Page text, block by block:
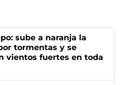
sube a naranja la
tormentas y se
vientos fuertes en toda